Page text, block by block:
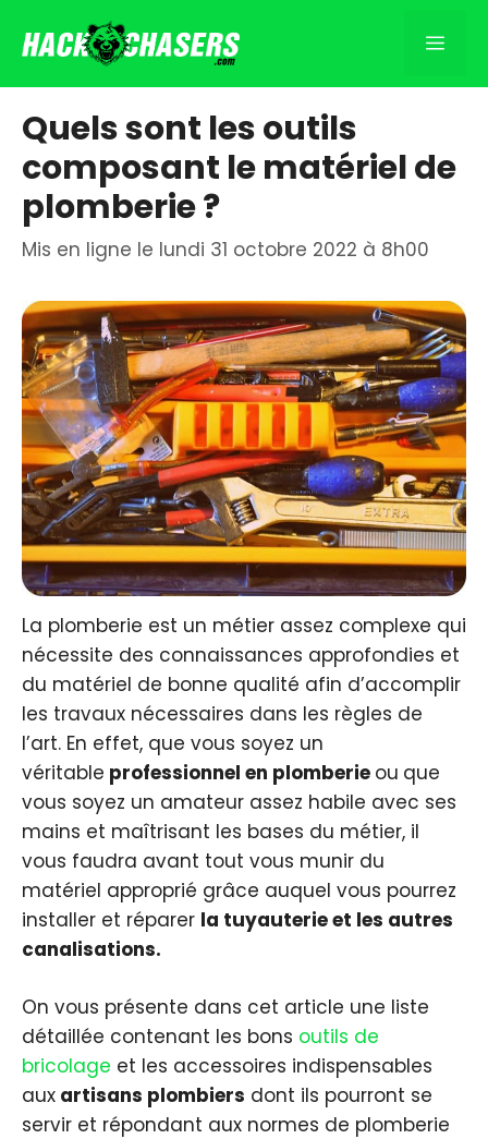
au
Quels sont les outils
composant le matériel de
plomberie ?
Mis en ligne le lundi 31 octobre 2022 à 8h00
La plomberie est un métier assez complexe qui
nécessite des connaissances approfondies et
du matériel de bonne qualité afin d’accomplir
les travaux nécessaires dans les règles de
l’art. En effet, que vous soyez un
véritable professionnel en plomberie ou que
vous soyez un amateur assez habile avec ses
mains et maîtrisant les bases du métier, il
vous faudra avant tout vous munir du
matériel approprié grâce auquel vous pourrez
installer et réparer la tuyauterie et les autres
canalisations.
On vous présente dans cet article une liste
détaillée contenant les bons outils de
bricolage et les accessoires indispensables
aux artisans plombiers dont ils pourront se
servir et répondant aux normes de plomberie